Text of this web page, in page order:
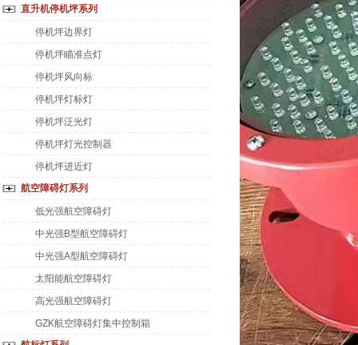
直升机停机坪系列
停机坪边界灯
停机坪瞄准点灯
停机坪风向标
停机坪灯标灯
停机坪泛光灯
停机坪灯光控制器
停机坪进近灯
航空障碍灯系列
低光强航空障碍灯
中光强B型航空障碍灯
中光强A型航空障碍灯
太阳能航空障碍灯
高光强航空障碍灯
GZK航空障碍灯集中控制箱